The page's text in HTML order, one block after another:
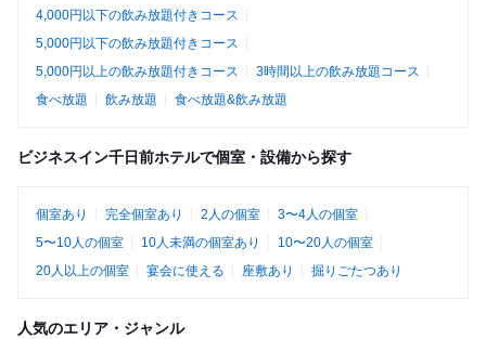
4,000円以下の飲み放題付きコース
5,000円以下の飲み放題付きコース
5,000円以上の飲み放題付きコース
3時間以上の飲み放題コース
食べ放題
飲み放題 食べ放題&飲み放題
ビジネスイン千日前ホテルで個室・設備から探す
個室あり 完全個室あり 2人の個室
3〜4人の個室
5〜10人の個室
10人未満の個室あり
10〜20人の個室
20人以上の個室
宴会に使える 座敷あり 掘りごたつあり
人気のエリア・ジャンル